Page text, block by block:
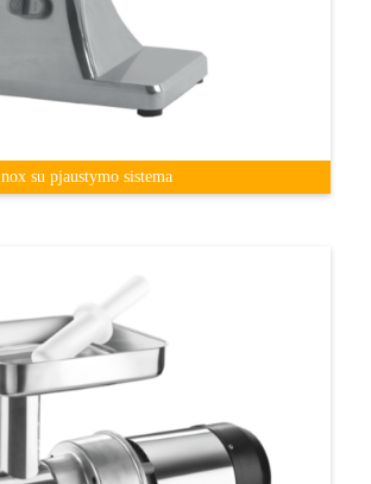
su pjaustymo sistema